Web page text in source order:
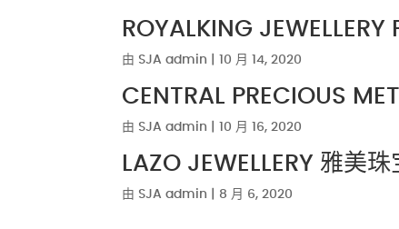
ROYALKING
由 SJA admin 10 月 14, 2020
CENTRAL PRECIOUS
由 SJA admin 10 月 16, 2020
LAZO JEWELLERY 雅美珠
由 SJA admin 8 月 6, 2020